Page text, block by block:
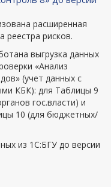
расширенная
реестра рисков.
выгрузка данных
«Анализ
(учет данных с
КБК): для Таблицы 9
гос.власти) и
10 (для бюджетных/
из 1С:БГУ до версии